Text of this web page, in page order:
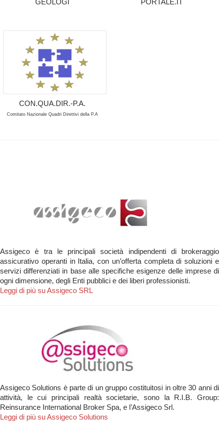
GEOLOGI PORTALE.IT
CON.QUA.DIR.-P.A.
Comitato Nazionale Quadri Direttivi della P.A
Assigeco è tra le principali società indipendenti di brokeraggio
assicurativo operanti in Italia, con un’offerta completa di soluzioni e
servizi differenziati in base alle specifiche esigenze delle imprese di
ogni dimensione, degli Enti pubblici e dei liberi professionisti.
Leggi di più su Assigeco SRL
Assigeco Solutions è parte di un gruppo costituitosi in oltre 30 anni di
attività, le cui principali realtà societarie, sono la R.I.B. Group:
Reinsurance International Broker Spa, e l’Assigeco Srl.
Leggi di più su Assigeco Solutions